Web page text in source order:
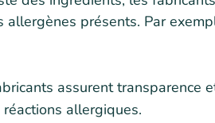
présents. Par
assurent transparence
allergiques.